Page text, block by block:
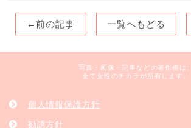
←前の記事 一覧へもどる
写真・画像・記事などの著作権は、
全て女性のチカラが所有します。
個人情報保護方針
勧誘方針